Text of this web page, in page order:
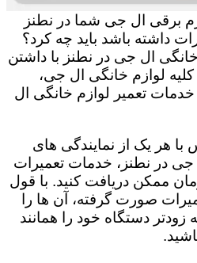
برقی ال جی شما در نطنز
داشته باشد باید چه کرد؟
ال جی در نطنز با داشتن
کلیه لوازم خانگی ال جی،
خدمات تعمیر لوازم خانگی ال
با هر یک از نمایندگی های
جی در نطنز، خدمات تعمیرات
ممکن دریافت کنید. با قول
صورت گرفته، آن ها را
زودتر دستگاه خود را همانند